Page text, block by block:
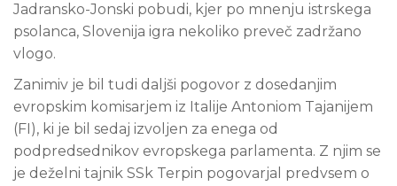
Jadransko-Jonski pobudi, kjer po mnenju istrskega
psolanca, Slovenija igra nekoliko preveč zadržano
vlogo.
Zanimiv je bil tudi daljši pogovor z dosedanjim
evropskim komisarjem iz Italije Antoniom Tajanijem
(FI), ki je bil sedaj izvoljen za enega od
podpredsednikov evropskega parlamenta. Z njim se
je deželni tajnik SSk Terpin pogovarjal predvsem o